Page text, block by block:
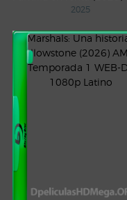
2025